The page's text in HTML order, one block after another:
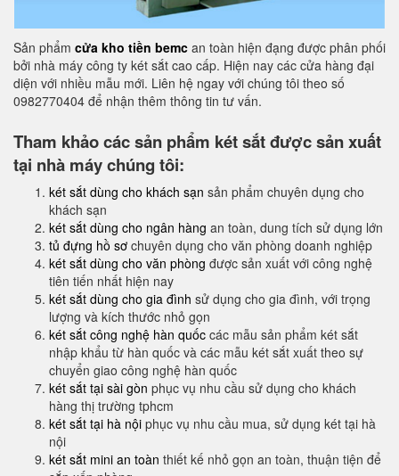
Sản phẩm cửa kho tiền bemc an toàn hiện đạng được phân phối
bởi nhà máy công ty két sắt cao cấp. Hiện nay các cửa hàng đại
diện với nhiều mẫu mới. Liên hệ ngay với chúng tôi theo số
0982770404 để nhận thêm thông tin tư vấn.
Tham khảo các sản phẩm két sắt được sản xuất
tại nhà máy chúng tôi:
két sắt dùng cho khách sạn sản phẩm chuyên dụng cho
khách sạn
két sắt dùng cho ngân hàng an toàn, dung tích sử dụng lớn
tủ đựng hồ sơ chuyên dụng cho văn phòng doanh nghiệp
két sắt dùng cho văn phòng được sản xuất với công nghệ
tiên tiến nhất hiện nay
két sắt dùng cho gia đình sử dụng cho gia đình, với trọng
lượng và kích thước nhỏ gọn
két sắt công nghệ hàn quốc các mẫu sản phẩm két sắt
nhập khẩu từ hàn quốc và các mẫu két sắt xuất theo sự
chuyển giao công nghệ hàn quốc
két sắt tại sài gòn phục vụ nhu cầu sử dụng cho khách
hàng thị trường tphcm
két sắt tại hà nội phục vụ nhu cầu mua, sử dụng két tại hà
nội
két sắt mini an toàn thiết kế nhỏ gọn an toàn, thuận tiện để